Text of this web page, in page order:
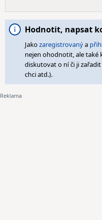
Hodnotit, napsat
Jakozaregistrovanýa
nejen ohodnotit, ale také
diskutovat o ní či ji
chci atd.).